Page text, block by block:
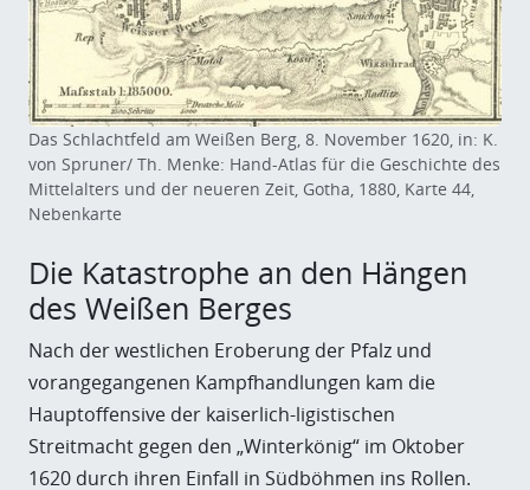
Das Schlachtfeld am Weißen Berg, 8. November 1620, in: K.
von Spruner/ Th. Menke: Hand-Atlas für die Geschichte des
Mittelalters und der neueren Zeit, Gotha, 1880, Karte 44,
Nebenkarte
Die Katastrophe an den Hängen
des Weißen Berges
Nach der westlichen Eroberung der Pfalz und
vorangegangenen Kampfhandlungen kam die
Hauptoffensive der kaiserlich-ligistischen
Streitmacht gegen den „Winterkönig“ im Oktober
1620 durch ihren Einfall in Südböhmen ins Rollen.